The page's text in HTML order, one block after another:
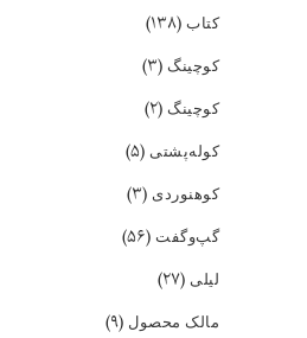
کتاب (۱۳۸)
کوچینگ (۳)
کوچینگ (۲)
کوله‌پشتی (۵)
کوهنوردی (۳)
گپ‌و‌گفت (۵۶)
لیلی (۲۷)
مالک محصول (۹)